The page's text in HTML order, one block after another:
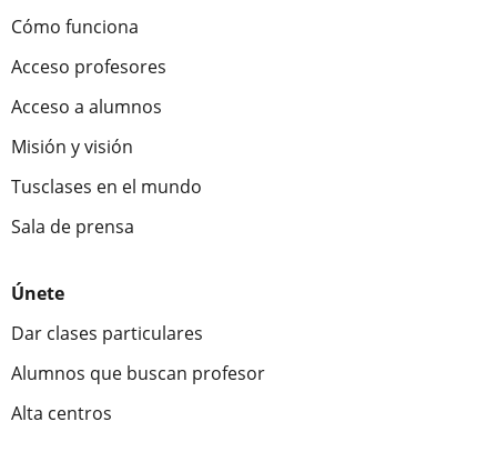
Cómo funciona
Acceso profesores
Acceso a alumnos
Misión y visión
Tusclases en el mundo
Sala de prensa
Únete
Dar clases particulares
Alumnos que buscan profesor
Alta centros